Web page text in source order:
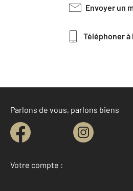
Envoyer un
Téléphoner
Parlons de vous, parlons biens
Votre compte :
Accéder à mon